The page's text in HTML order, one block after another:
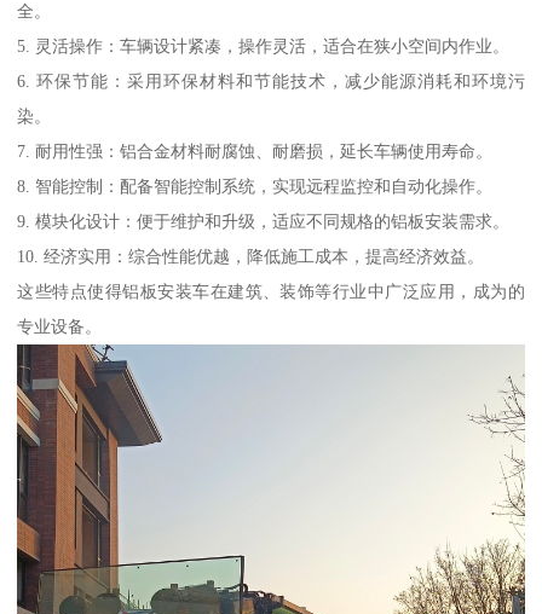
全。
5. 灵活操作：车辆设计紧凑，操作灵活，适合在狭小空间内作业。
6. 环保节能：采用环保材料和节能技术，减少能源消耗和环境污
染。
7. 耐用性强：铝合金材料耐腐蚀、耐磨损，延长车辆使用寿命。
8. 智能控制：配备智能控制系统，实现远程监控和自动化操作。
9. 模块化设计：便于维护和升级，适应不同规格的铝板安装需求。
10. 经济实用：综合性能优越，降低施工成本，提高经济效益。
这些特点使得铝板安装车在建筑、装饰等行业中广泛应用，成为的
专业设备。